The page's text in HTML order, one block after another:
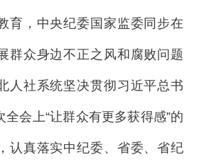
育，中央纪委国家监委同步在
群众身边不正之风和腐败问题
人社系统坚决贯彻习近平总书
全会上“让群众有更多获得感”的
认真落实中纪委、省委、省纪